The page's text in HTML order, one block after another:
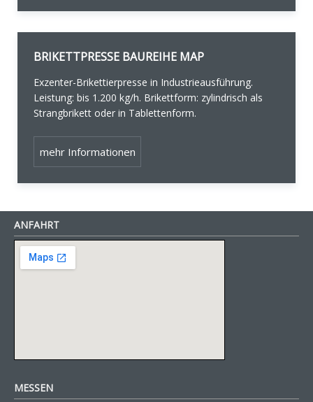
BRIKETTPRESSE BAUREIHE MAP
Exzenter-Brikettierpresse in Industrieausführung.
Leistung: bis 1.200 kg/h. Brikettform: zylindrisch als
Strangbrikett oder in Tablettenform.
mehr Informationen
ANFAHRT
MESSEN